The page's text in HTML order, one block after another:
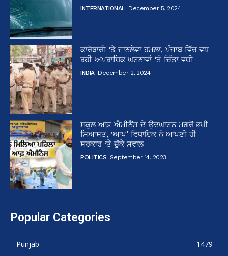
INTERNATIONAL December 5, 2024
ਕਾਰੋਬਾਰੀ ‘ਤੇ ਜਾਨਲੇਵਾ ਹਮਲਾ, ਪੰਜਾਬ ਵਿੱਚ ਵਧ
ਰਹੀ ਅਪਰਾਧਿਕ ਘਟਨਾਵਾਂ ‘ਤੇ ਚਿੰਤਾ ਵਧੀ
INDIA December 2, 2024
ਸਕੂਲ ਆਫ਼ ਐਮੀਨੈਂਸ ਦੇ ਉਦਘਾਟਨ ਮਗਰੋਂ ਭਖੀ
ਸਿਆਸਤ, ‘ਆਪ’ ਵਿਧਾਇਕ ਨੇ ਆਪਣੀ ਹੀ
ਸਰਕਾਰ ‘ਤੇ ਚੁੱਕੇ ਸਵਾਲ
POLITICS September 14, 2023
Popular Categories
Punjab
1479